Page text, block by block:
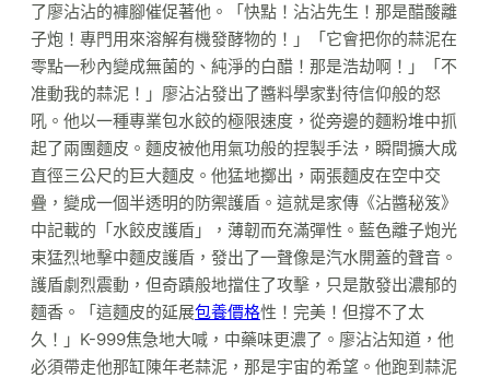
了廖沾沾的褲腳催促著他。「快點！沾沾先生！那是醋酸離
子炮！專門用來溶解有機發酵物的！」「它會把你的蒜泥在
零點一秒內變成無菌的、純淨的白醋！那是浩劫啊！」「不
准動我的蒜泥！」廖沾沾發出了醬料學家對待信仰般的怒
吼。他以一種專業包水餃的極限速度，從旁邊的麵粉堆中抓
起了兩團麵皮。麵皮被他用氣功般的捏製手法，瞬間擴大成
直徑三公尺的巨大麵皮。他猛地擲出，兩張麵皮在空中交
疊，變成一個半透明的防禦護盾。這就是家傳《沾醬秘笈》
中記載的「水餃皮護盾」，薄韌而充滿彈性。藍色離子炮光
束猛烈地擊中麵皮護盾，發出了一聲像是汽水開蓋的聲音。
護盾劇烈震動，但奇蹟般地擋住了攻擊，只是散發出濃郁的
麵香。「這麵皮的延展包養價格性！完美！但撐不了太
久！」K-999焦急地大喊，中藥味更濃了。廖沾沾知道，他
必須帶走他那缸陳年老蒜泥，那是宇宙的希望。他跑到蒜泥